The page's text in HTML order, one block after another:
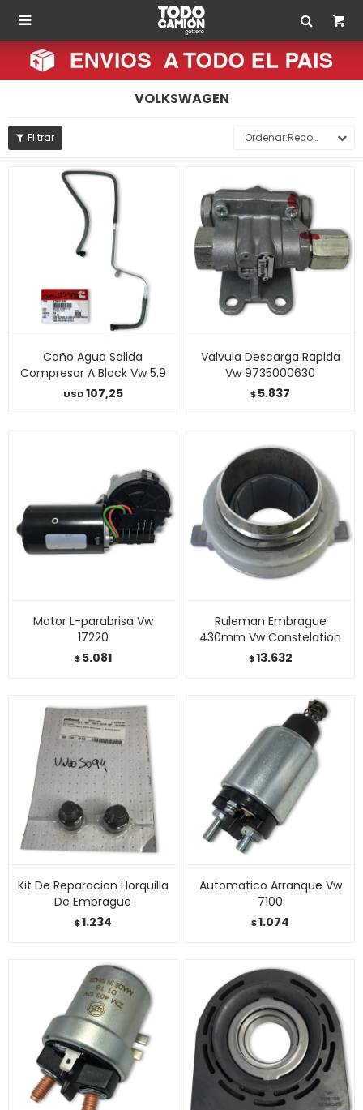

VOLKSWAGEN
Recomendados
Caño Agua Salida
Compresor A Block Vw 5.9
USD107,25
Valvula Descarga Rapida
Vw 9735000630
$5.837
Motor L-parabrisa Vw
17220
$ 5.081
Ruleman Embrague
430mm Vw Constelation
$13.632
Kit De Reparacion Horquilla
De Embrague
$1.234
Automatico Arranque Vw
7100
$1.074